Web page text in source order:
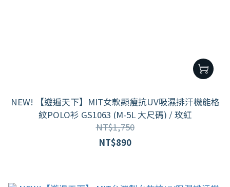
NEW! 【遊遍天下】MIT女款顯瘦抗UV吸濕排汗機能格
紋POLO衫 GS1063 (M-5L 大尺碼) / 玫紅
NT$1,750
NT$890